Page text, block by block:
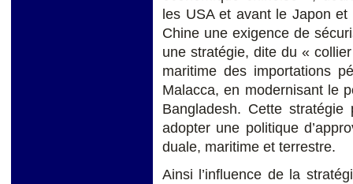
les USA et avant le Japon
Chine une exigence de
une stratégie, dite du «
maritime des importations
Malacca, en modernisant le
Bangladesh. Cette
adopter une politique
duale, maritime et terrestre.
Ainsi l’influence de la